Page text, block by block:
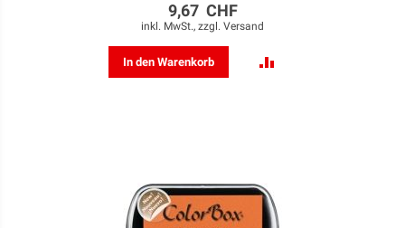
9,67 CHF
inkl. MwSt., zzgl. Versand
In den Warenkorb